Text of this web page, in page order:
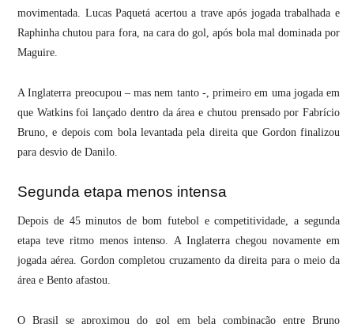
movimentada. Lucas Paquetá acertou a trave após jogada trabalhada e
Raphinha chutou para fora, na cara do gol, após bola mal dominada por
Maguire.
A Inglaterra preocupou – mas nem tanto -, primeiro em uma jogada em
que Watkins foi lançado dentro da área e chutou prensado por Fabrício
Bruno, e depois com bola levantada pela direita que Gordon finalizou
para desvio de Danilo.
Segunda etapa menos intensa
Depois de 45 minutos de bom futebol e competitividade, a segunda
etapa teve ritmo menos intenso. A Inglaterra chegou novamente em
jogada aérea. Gordon completou cruzamento da direita para o meio da
área e Bento afastou.
O Brasil se aproximou do gol em bela combinação entre Bruno